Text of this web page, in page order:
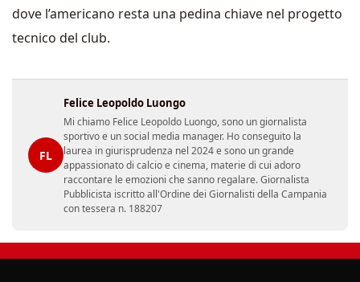
dove l’americano resta una pedina chiave nel progetto
tecnico del club.
FL
Felice Leopoldo Luongo
Mi chiamo Felice Leopoldo Luongo, sono un giornalista
sportivo e un social media manager. Ho conseguito la
laurea in giurisprudenza nel 2024 e sono un grande
appassionato di calcio e cinema, materie di cui adoro
raccontare le emozioni che sanno regalare. Giornalista
Pubblicista iscritto all'Ordine dei Giornalisti della Campania
con tessera n. 188207